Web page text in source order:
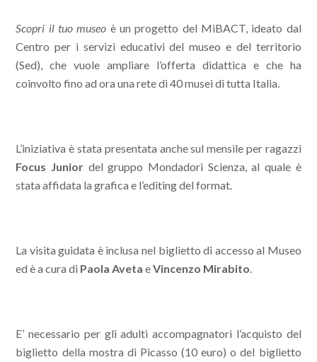
Scopri il tuo museo è un progetto del MiBACT, ideato dal
Centro per i servizi educativi del museo e del territorio
(Sed), che vuole ampliare l’offerta didattica e che ha
coinvolto fino ad ora una rete di 40 musei di tutta Italia.
L’iniziativa è stata presentata anche sul mensile per ragazzi
Focus Junior del gruppo Mondadori Scienza, al quale è
stata affidata la grafica e l’editing del format.
La visita guidata è inclusa nel biglietto di accesso al Museo
ed è a cura di Paola Aveta eVincenzo Mirabito
E’ necessario per gli adulti accompagnatori l’acquisto del
biglietto della mostra di Picasso (10 euro) o del biglietto